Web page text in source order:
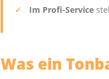
✓ Im Profi-Service
Was ein